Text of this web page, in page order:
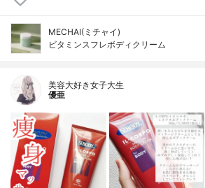
MECHAI(ミチャイ)
ビタミンスフレボディクリーム
美容大好き女子大生
優亜